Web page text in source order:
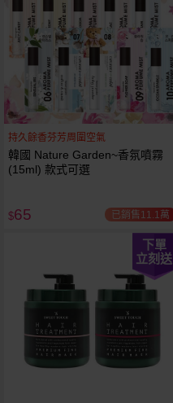
持久餘香芬芳周圍空氣
韓國 Nature Garden~香氛噴霧
(15ml) 款式可選
$65 已銷售11.1萬
下單
立刻送